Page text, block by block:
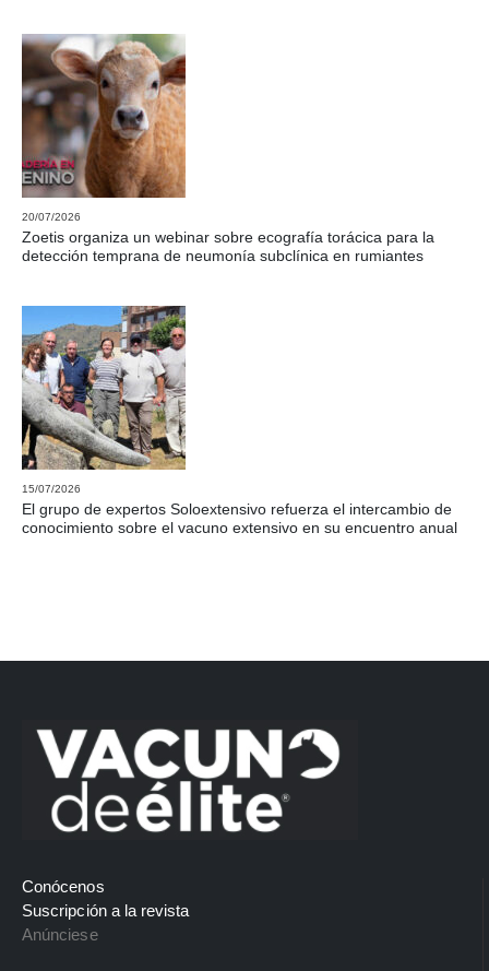
20/07/2026
Zoetis organiza un webinar sobre ecografía torácica para la
detección temprana de neumonía subclínica en rumiantes
15/07/2026
El grupo de expertos Soloextensivo refuerza el intercambio de
conocimiento sobre el vacuno extensivo en su encuentro anual
Conócenos
Suscripción a la revista
Anúnciese